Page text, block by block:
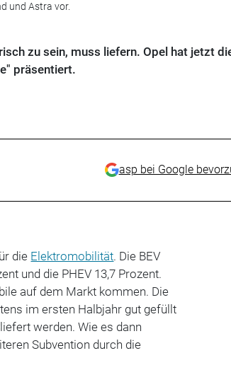
und Astra vor.
zu sein, muss liefern. Opel hat jetzt
präsentiert.
asp bei Google
die Elektromobilität. Die BEV
und die PHEV 13,7 Prozent.
auf dem Markt kommen. Die
im ersten Halbjahr gut gefüllt
werden. Wie es dann
Subvention durch die